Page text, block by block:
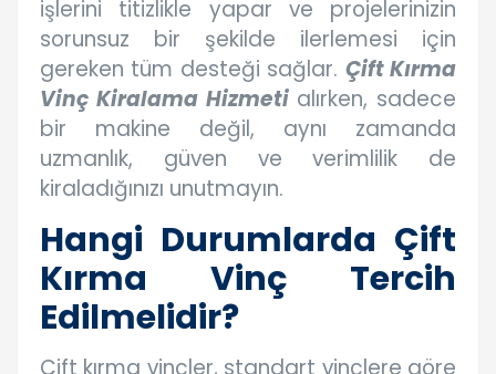
işlerini titizlikle yapar ve projelerinizin
sorunsuz bir şekilde ilerlemesi için
gereken tüm desteği sağlar. Çift Kırma
Vinç Kiralama Hizmetialırken, sadece
bir makine değil, aynı zamanda
uzmanlık, güven ve verimlilik de
kiraladığınızı unutmayın.
Hangi Durumlarda Çift
Kırma Vinç Tercih
Edilmelidir?